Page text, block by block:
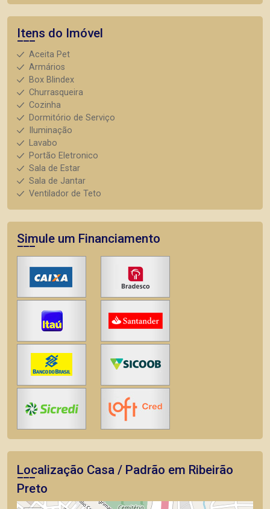
Itens do Imóvel
Aceita Pet
Armários
Box Blindex
Churrasqueira
Cozinha
Dormitório de Serviço
Iluminação
Lavabo
Portão Eletronico
Sala de Estar
Sala de Jantar
Ventilador de Teto
Simule um Financiamento
Localização Casa / Padrão em Ribeirão
Preto